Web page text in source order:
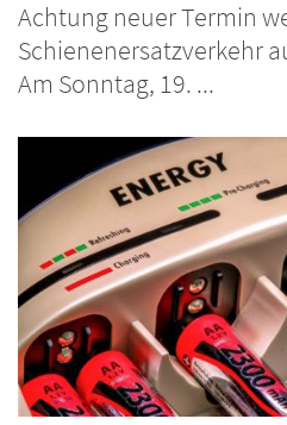
Achtung neuer Termin
Schienenersatzverkehr
Am Sonntag, 19. ...